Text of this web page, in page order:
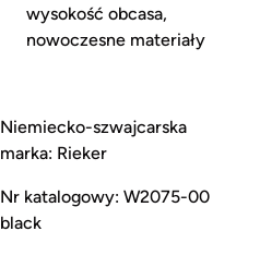
wysokość obcasa,
nowoczesne materiały
Niemiecko-szwajcarska
marka: Rieker
Nr katalogowy: W2075-00
black